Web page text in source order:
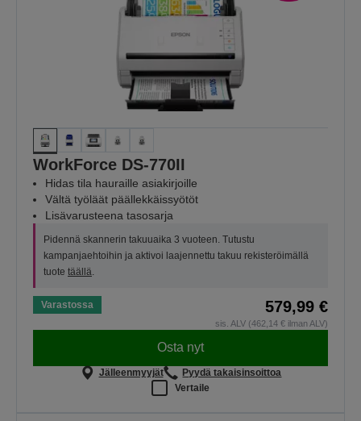
WorkForce DS-770II
Hidas tila hauraille asiakirjoille
Vältä työläät päällekkäissyötöt
Lisävarusteena tasosarja
Pidennä skannerin takuuaika 3 vuoteen. Tutustu
kampanjaehtoihin ja aktivoi laajennettu takuu rekisteröimällä
tuote täällä.
Varastossa 579,99 €
sis. ALV (462,14 € ilman ALV)
Osta nyt
Jälleenmyyjät
Pyydä takaisinsoittoa
Vertaile